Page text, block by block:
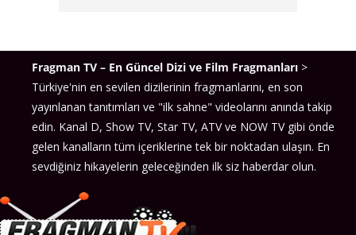
Fragman TV – En Güncel Dizi ve Film Fragmanları >
Türkiye'nin en sevilen dizilerinin fragmanlarını, en son
yayınlanan tanıtımları ve "ilk sahne" videolarını anında takip
edin. Kanal D, Show TV, Star TV, ATV ve NOW TV gibi önde
gelen kanalların tüm içeriklerine tek bir noktadan ulaşın. En
sevdiğiniz hikayelerin geleceğinden ilk siz haberdar olun.